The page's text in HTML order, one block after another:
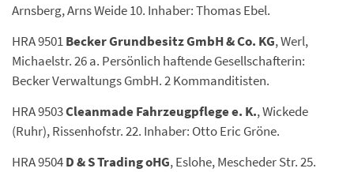
Arnsberg, Arns Weide 10. Inhaber: Thomas Ebel.
HRA 9501Becker Grundbesitz GmbH & Co. KG, Werl,
Michaelstr. 26 a. Persönlich haftende Gesellschafterin:
Becker Verwaltungs GmbH. 2 Kommanditisten.
HRA 9503Cleanmade Fahrzeugpflege e. K., Wickede
(Ruhr), Rissenhofstr. 22. Inhaber: Otto Eric Gröne.
HRA 9504D & S Trading oHG, Eslohe, Mescheder Str. 25.